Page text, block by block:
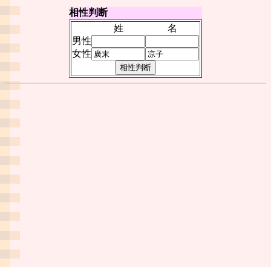
相性判断
姓
名
男性
女性